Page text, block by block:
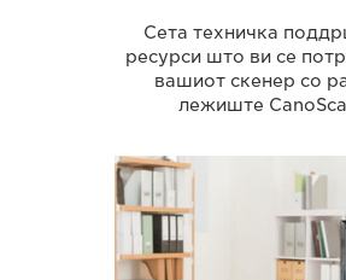
Сета техничка
ресурси што ви се
вашиот скенер со
лежиште